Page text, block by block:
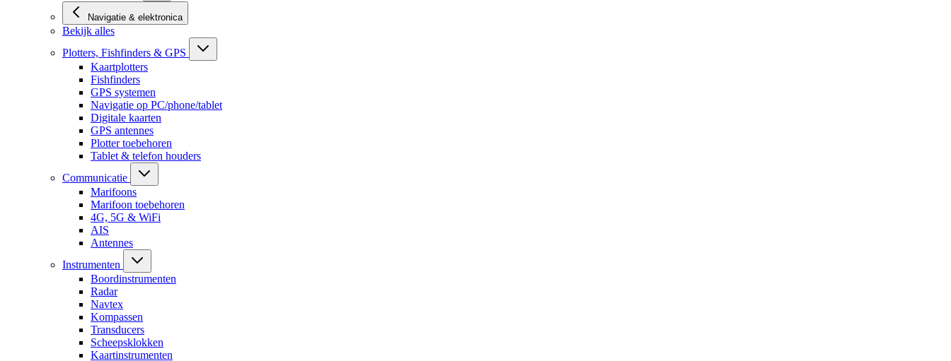
Navigatie & elektronica
Bekijk alles
Plotters, Fishfinders & GPS
Kaartplotters
Fishfinders
GPS systemen
Navigatie op PC/phone/tablet
Digitale kaarten
GPS antennes
Plotter toebehoren
Tablet & telefon houders
Communicatie
Marifoons
Marifoon toebehoren
4G, 5G & WiFi
AIS
Antennes
Instrumenten
Boordinstrumenten
Radar
Navtex
Kompassen
Transducers
Scheepsklokken
Kaartinstrumenten